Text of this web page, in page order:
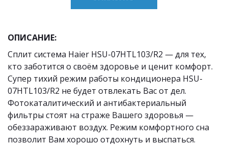
ОПИСАНИЕ:
Сплит система Haier HSU-07HTL103/R2 — для тех,
кто заботится о своём здоровье и ценит комфорт.
Супер тихий режим работы кондиционера HSU-
07HTL103/R2 не будет отвлекать Вас от дел.
Фотокаталитический и антибактериальный
фильтры стоят на страже Вашего здоровья —
обеззараживают воздух. Режим комфортного сна
позволит Вам хорошо отдохнуть и выспаться.